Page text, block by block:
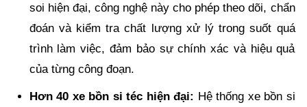
soi hiện đại, công nghệ này cho phép theo dõi, chẩn
đoán và kiểm tra chất lượng xử lý trong suốt quá
trình làm việc, đảm bảo sự chính xác và hiệu quả
của từng công đoạn.
Hơn 40 xe bồn si téc hiện đại: Hệ thống xe bồn si